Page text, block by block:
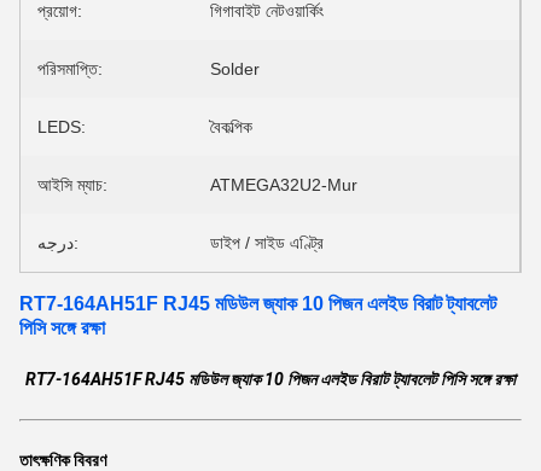
প্রয়োগ: গিগাবাইট নেটওয়ার্কিং
পরিসমাপ্তি: Solder
LEDS: বৈকল্পিক
আইসি ম্যাচ: ATMEGA32U2-Mur
درجه: ডাইপ / সাইড এণ্ট্রি
RT7-164AH51F RJ45 মডিউল জ্যাক 10 পিজন এলইড বিরাট ট্যাবলেট
পিসি সঙ্গে রক্ষা
RT7-164AH51F RJ45 মডিউল জ্যাক 10 পিজন এলইড বিরাট ট্যাবলেট পিসি সঙ্গে রক্ষা
তাৎক্ষণিক বিবরণ